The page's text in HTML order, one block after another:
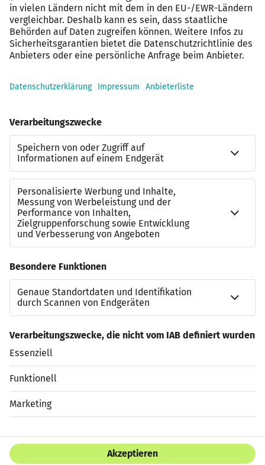
Wellpasstrainieren und entspannen Sie für nur
29,90 €/Monat deutschlandweit in über 8.000
Fitnessstudios – ganz flexibel in Ihrer Freizeit.
Privatpatientenstatus für Sie & Ihre Angehörigen:
in unseren Kliniken sowie vergünstigte
lange Wartezeiten.
Rundum unterstützt mit dem pme
Familienservice: Ob bei der Kinderbetreuung, in
schwierigen Lebenssituationen oder bei der
Pflege von Angehörigen: Wir sind rund um die Uhr
für Sie da!
Gemeinsam stark – Teamspirit, der verbindet:
Regelmäßige Teambuildings und gemeinsame
– auch außerhalb des Arbeitsplatzes.
Haben wir Ihr Interesse geweckt?
Datenschutzerklärung